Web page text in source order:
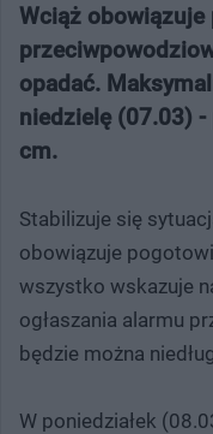
Wciąż obowiązuje
opadać.
niedzielę (07.03) -
cm.
Stabilizuje się
obowiązuje
wszystko wskazuje
ogłaszania alarmu
będzie można
W poniedziałek